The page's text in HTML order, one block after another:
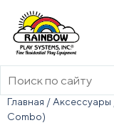
Поиск
товаров
Главная / Аксессуары
Combo)